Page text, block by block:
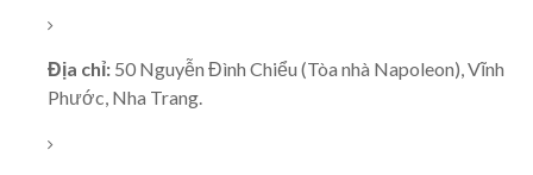
Địa chỉ: 50 Nguyễn Đình Chiểu (Tòa nhà Napoleon), Vĩnh
Phước, Nha Trang.